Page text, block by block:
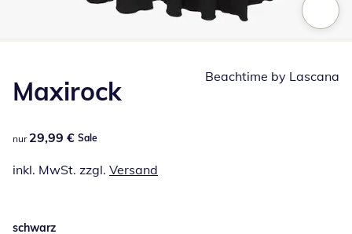
Maxirock
29,99 €
nur 29,99 € Sale
inkl. MwSt. zzgl. Versand
Beachtime by Lascana
schwarz